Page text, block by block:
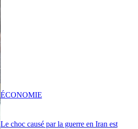
Le choc causé par la guerre en Iran est
ÉCONOMIE